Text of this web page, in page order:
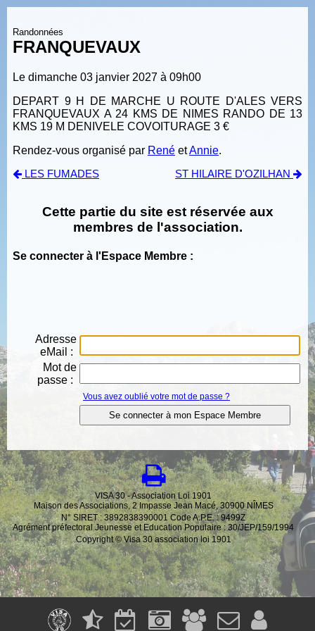
Randonnées
FRANQUEVAUX
Le dimanche 03 janvier 2027 à 09h00
DEPART 9 H DE MARCHE U ROUTE D'ALES VERS
FRANQUEVAUX A 24 KMS DE NIMES RANDO DE 13
KMS 19 M DENIVELE COVOITURAGE 3 €
Rendez-vous organisé par René etAnnie.
LES FUMADES ST HILAIRE D'OZILHAN
Cette partie du site est réservée aux
membres de l'association.
Se connecter à l'Espace Membre :
Adresse
eMail :
Mot de
passe :
Vous avez oublié votre mot de passe ?
VISA 30 - Association Loi 1901
Maison des Associations, 2 Impasse Jean Macé, 30900 NÎMES
N° SIRET : 3892838390001 Code A.P.E. : 9499Z
Agrément préfectoral Jeunesse et Education Populaire : 30/JEP/159/1994
Copyright © Visa 30 association loi 1901